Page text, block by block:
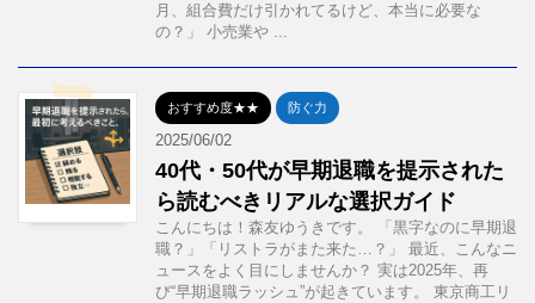
月、組合費だけ引かれてるけど、本当に必要な
の？」 小売業や ...
おすすめ度★★ 防ぐ力
2025/06/02
40代・50代が早期退職を提示された
ら読むべきリアルな選択ガイド
こんにちは！森友ゆうきです。 「黒字なのに早期退
職？」「リストラがまた来た…？」 最近、こんなニ
ュースをよく目にしませんか？ 実は2025年、再
び“早期退職ラッシュ”が起きています。 東京商工リ